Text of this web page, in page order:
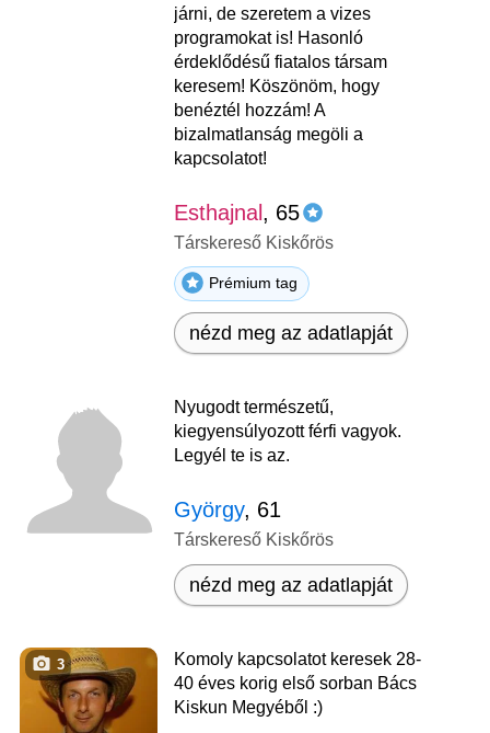
járni, de szeretem a vizes
programokat is! Hasonló
érdeklődésű fiatalos társam
keresem! Köszönöm, hogy
benéztél hozzám! A
bizalmatlanság megöli a
kapcsolatot!
Esthajnal , 65
Társkereső Kiskőrös
Prémium tag
nézd meg az adatlapját
Nyugodt természetű,
kiegyensúlyozott férfi vagyok.
Legyél te is az.
György, 61
Társkereső Kiskőrös
nézd meg az adatlapját
3
Komoly kapcsolatot keresek 28-
40 éves korig első sorban Bács
Kiskun Megyéből :)